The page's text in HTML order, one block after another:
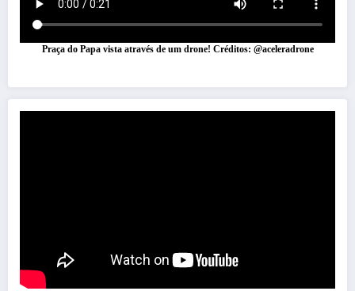
Praça do Papa vista através de um drone! Créditos: @aceleradrone